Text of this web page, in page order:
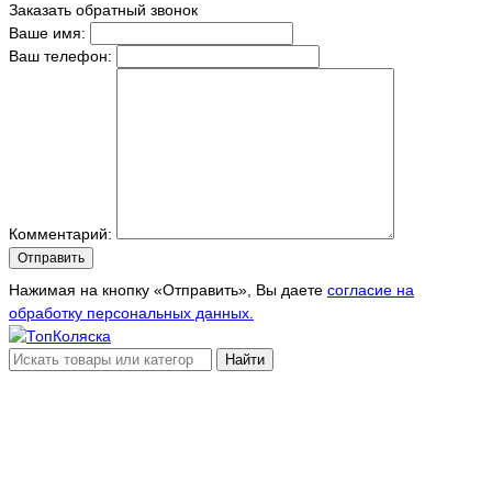
Заказать обратный звонок
Ваше имя:
Ваш телефон:
Комментарий:
Отправить
Нажимая на кнопку «Отправить», Вы даете согласие на
обработку персональных данных.
Найти